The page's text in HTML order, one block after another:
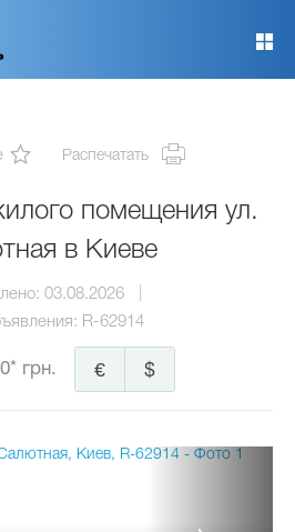
Распечатать
помещения ул.
в Киеве
03.08.2026
R-62914
грн. $
€